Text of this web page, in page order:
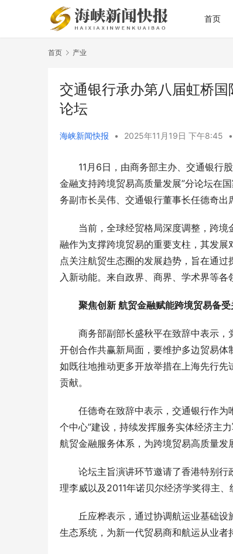
首页
首页 产业
交通银行承办第八届虹桥
论坛
海峡新闻快报 • 2025年11月19日 下午8:45 •
11月6日，由商务部主办、交通银行
金融支持跨境贸易高质量发展”分论坛在
务副市长吴伟、交通银行董事长任德奇出
当前，全球经贸格局深度调整，跨
融作为支撑跨境贸易的重要支柱，其发
点关注航贸生态圈的发展趋势，旨在通
入新动能。来自政界、商界、学术界等各
聚焦创新 航贸金融赋能跨境贸易备受
商务部副部长盛秋平在致辞中表示，
开创合作共赢新局面，要维护多边贸易
如既往地推动更多开放举措在上海先行
贡献。
任德奇在致辞中表示，交通银行作
个中心”建设，持续发挥服务实体经济主
航贸金融服务体系，为跨境贸易高质量发
论坛主旨演讲环节邀请了香港特别
理李威以及2011年诺贝尔经济学奖得主、
丘应桦表示，通过协调航运业基础
生态系统，为新一代贸易商和航运从业者